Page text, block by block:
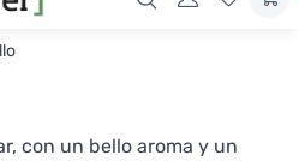
con un bello aroma y un